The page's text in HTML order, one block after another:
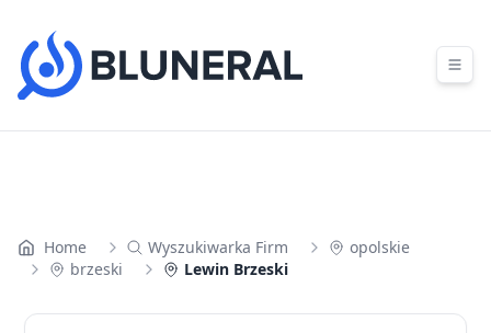
Home Wyszukiwarka Firm
opolskie
brzeski
Lewin Brzeski